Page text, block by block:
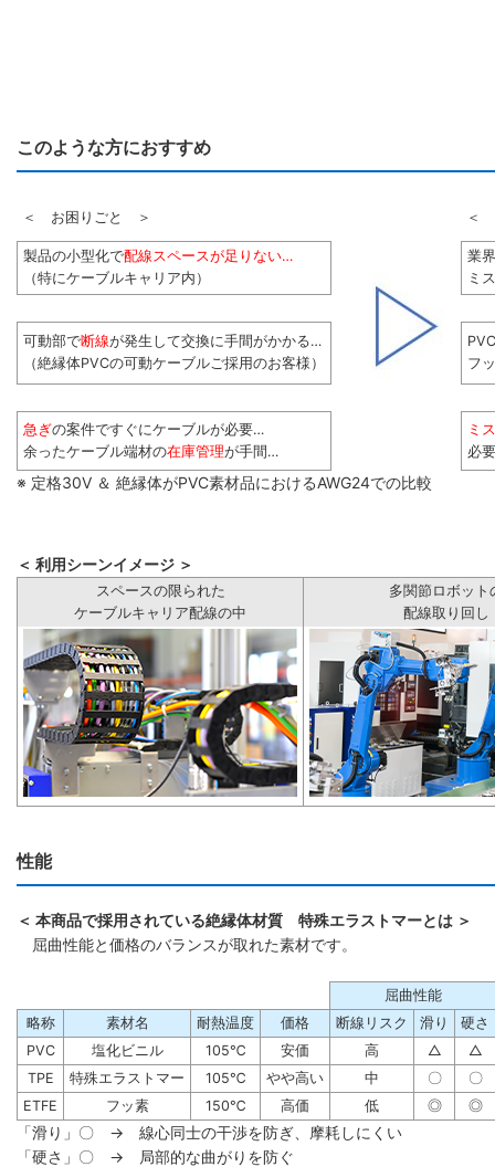
このような方におすすめ
＜ お困りごと ＞ ＜
製品の小型化で配線スペースが足りない…
（特にケーブルキャリア内）
業
ミ
可動部で断線が発生して交換に手間がかかる…
（絶縁体PVCの可動ケーブルご採用のお客様）
フ
急ぎの案件ですぐにケーブルが必要…
余ったケーブル端材の在庫管理が手間…
ミ
必
※ 定格30V ＆ 絶縁体がPVC素材品におけるAWG24での比較
＜ 利用シーンイメージ ＞
スペースの限られた
ケーブルキャリア配線の中
多関節ロボット
配線取り回し
性能
＜ 本商品で採用されている絶縁体材質 特殊エラストマーとは ＞
屈曲性能と価格のバランスが取れた素材です。
屈曲性能
略称
素材名 耐熱温度 価格 断線リスク 滑り
硬さ
PVC
塩化ビニル 105℃ 安価 高 △
△
TPE
特殊エラストマー 105℃ やや高い 中 〇
〇
ETFE
フッ素 150℃ 高価 低 ◎ ◎
「滑り」〇 → 線心同士の干渉を防ぎ、摩耗しにくい
「硬さ」〇 → 局部的な曲がりを防ぐ